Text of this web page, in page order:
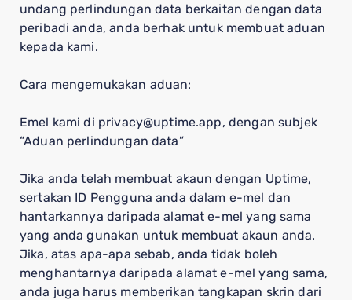
undang perlindungan data berkaitan dengan data
peribadi anda, anda berhak untuk membuat aduan
kepada kami.
Cara mengemukakan aduan:
Emel kami di privacy@uptime.app, dengan subjek
“Aduan perlindungan data”
Jika anda telah membuat akaun dengan Uptime,
sertakan ID Pengguna anda dalam e-mel dan
hantarkannya daripada alamat e-mel yang sama
yang anda gunakan untuk membuat akaun anda.
Jika, atas apa-apa sebab, anda tidak boleh
menghantarnya daripada alamat e-mel yang sama,
anda juga harus memberikan tangkapan skrin dari